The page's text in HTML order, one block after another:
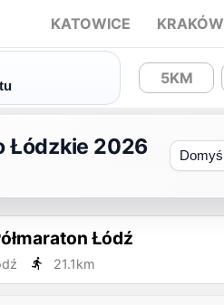
KATOWICE KRAKÓW
5KM
Łódzkie 2026
Sortuj
Łódź
21.1km